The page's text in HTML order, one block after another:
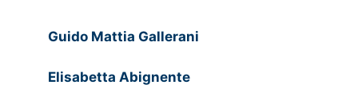
Guido Mattia Gallerani
Elisabetta Abignente